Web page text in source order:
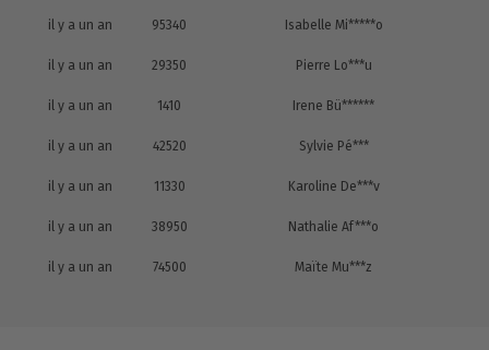
il y a un an 95340 Isabelle Mi*****o
il y a un an 29350 Pierre Lo***u
il y a un an 1410 Irene Bü******
il y a un an 42520 Sylvie Pé***
il y a un an 11330 Karoline De***v
il y a un an 38950 Nathalie Af***o
il y a un an 74500 Maïte Mu***z